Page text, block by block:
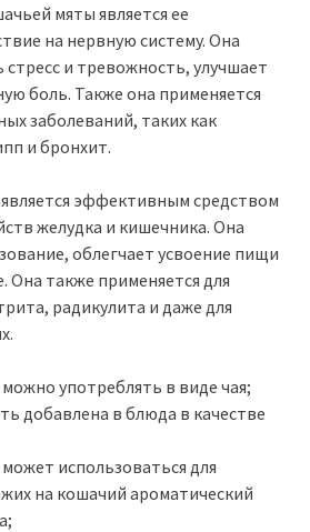
мяты является ее
на нервную систему. Она
и тревожность, улучшает
боль. Также она применяется
заболеваний, таких как
и бронхит.
эффективным средством
желудка и кишечника. Она
облегчает усвоение пищи
Она также применяется для
радикулита и даже для
употреблять в виде чая;
добавлена в блюда в качестве
использоваться для
на кошачий ароматический